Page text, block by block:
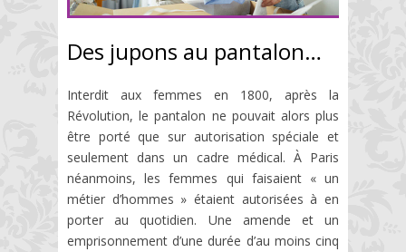
Des jupons au pantalon…
Interdit aux femmes en 1800, après la
Révolution, le pantalon ne pouvait alors plus
être porté que sur autorisation spéciale et
seulement dans un cadre médical. À Paris
néanmoins, les femmes qui faisaient « un
métier d’hommes » étaient autorisées à en
porter au quotidien. Une amende et un
emprisonnement d’une durée d’au moins cinq